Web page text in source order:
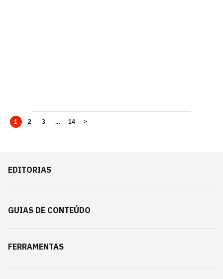
1 2 3 ... 14 >
EDITORIAS
GUIAS DE CONTEÚDO
FERRAMENTAS